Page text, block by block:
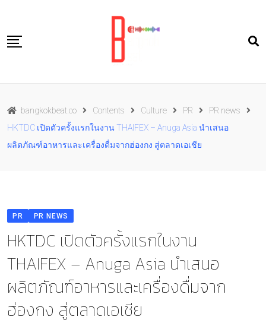
content
Food
Culture
bangkokbeat.co Contents Culture PR
PR news
HKTDC เปิดตัวครั้งแรกในงาน THAIFEX – Anuga Asia นำเสนอ
ผลิตภัณฑ์อาหารและเครื่องดื่มจากฮ่องกง สู่ตลาดเอเชีย
PR PR NEWS
HKTDC เปิดตัวครั้งแรกในงาน
THAIFEX – Anuga Asia นำเสนอ
ผลิตภัณฑ์อาหารและเครื่องดื่มจาก
ฮ่องกง สู่ตลาดเอเชีย